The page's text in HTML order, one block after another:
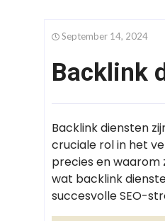
September 14, 2024
Backlink
Backlink diensten
cruciale rol in het
precies en waarom
wat backlink
succesvolle SEO-